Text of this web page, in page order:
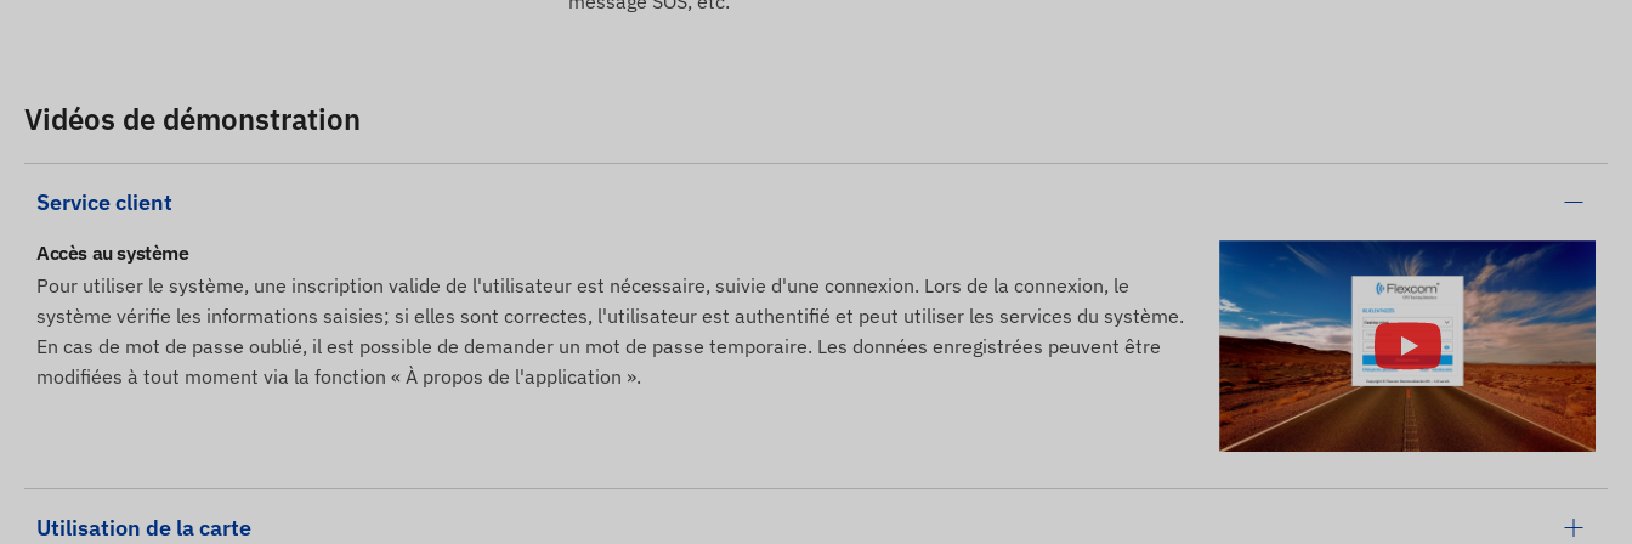
Vidéos de démonstration
Service client
Accès au système
Pour utiliser le système, une inscription valide de l'utilisateur est nécessaire, suivie d'une connexion. Lors de la connexion, le
système vérifie les informations saisies; si elles sont correctes, l'utilisateur est authentifié et peut utiliser les services du système.
En cas de mot de passe oublié, il est possible de demander un mot de passe temporaire. Les données enregistrées peuvent être
modifiées à tout moment via la fonction « À propos de l'application ».
Utilisation de la carte